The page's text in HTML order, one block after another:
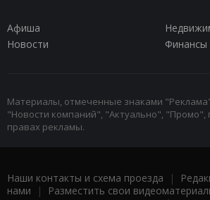
Афиша
Новости
Финансы
Материалы, отмеченные знаками
"Новости компаний", "Актуально", "Промо",
правах рекламы.
Наши контакты и схема проезда |
нами | Разместить свои